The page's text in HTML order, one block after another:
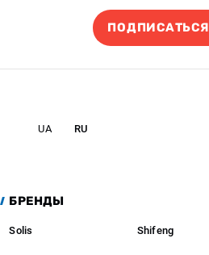
ПОДПИСАТЬСЯ
UA RU
БРЕНДЫ
Solis Shifeng